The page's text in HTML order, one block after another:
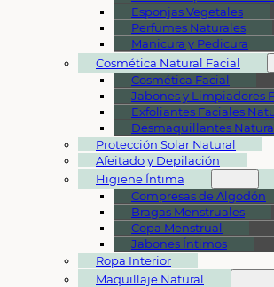
Esponjas Vegetales
Perfumes Naturales
Manicura y Pedicura
Cosmética Natural Facial
Cosmética Facial
Jabones y Limpiadores
Exfoliantes Faciales
Desmaquillantes
Protección Solar Natural
Afeitado y Depilación
Higiene Íntima
Compresas de Algodón
Bragas Menstruales
Copa Menstrual
Jabones Íntimos
Ropa Interior
Maquillaje Natural